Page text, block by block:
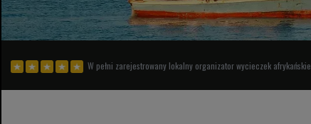
W pełni zarejestrowany lokalny organizator wycieczek afrykańskie